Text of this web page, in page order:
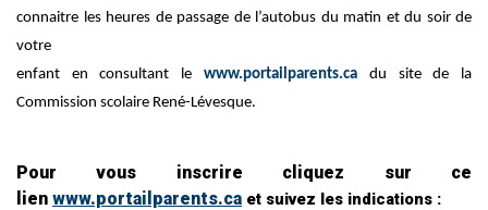
connaitre les heures de passage de l’autobus du matin et du soir de
votre
enfant en consultant le www.portailparents.ca
du site de la
Commission scolaire René-Lévesque.
Pour vous inscrire cliquez sur ce
lien www.portailparents.ca et suivez les indications :